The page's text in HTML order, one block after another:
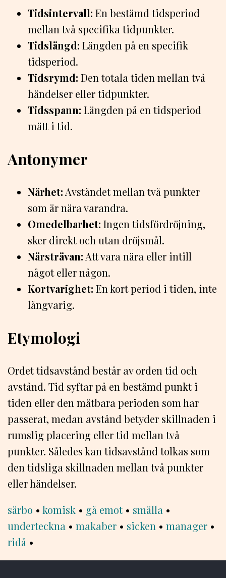
Tidsintervall: En bestämd tidsperiod
mellan två specifika tidpunkter.
Tidslängd: Längden på en specifik
tidsperiod.
Tidsrymd: Den totala tiden mellan två
händelser eller tidpunkter.
Tidsspann: Längden på en tidsperiod
mätt i tid.
Antonymer
Närhet: Avståndet mellan två punkter
som är nära varandra.
Omedelbarhet: Ingen tidsfördröjning,
sker direkt och utan dröjsmål.
Närsträvan: Att vara nära eller intill
något eller någon.
Kortvarighet: En kort period i tiden, inte
långvarig.
Etymologi
Ordet tidsavstånd består av orden tid och
avstånd. Tid syftar på en bestämd punkt i
tiden eller den mätbara perioden som har
passerat, medan avstånd betyder skillnaden i
rumslig placering eller tid mellan två
punkter. Således kan tidsavstånd tolkas som
den tidsliga skillnaden mellan två punkter
eller händelser.
särbo • komisk • gå emot• smälla •
underteckna • makaber • sicken • manager •
ridå •